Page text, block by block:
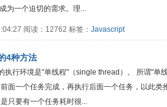
为一个迫切的需求。理...
阅读：12762 标签： Javascript
4种方法
执行环境是"单线程"（single thread）。 所谓"单
面一个任务完成，再执行后面一个任务，以此类
只要有一个任务耗时很...